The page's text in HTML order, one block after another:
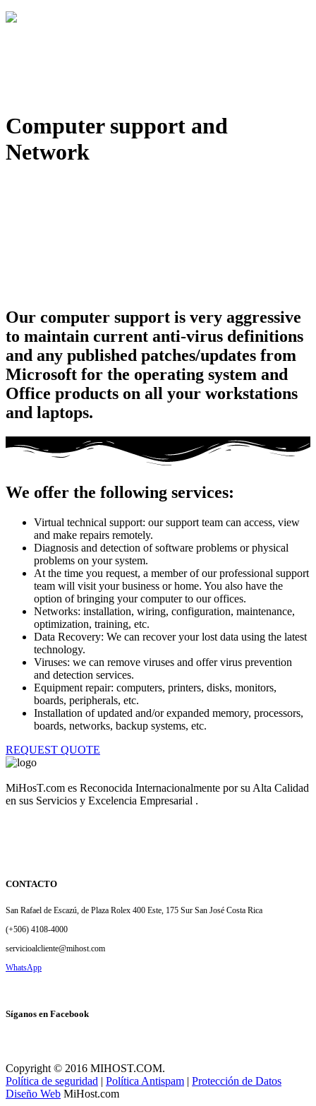
Computer support and
Network
Our computer support is very aggressive
to maintain current anti-virus definitions
and any published patches/updates from
Microsoft for the operating system and
Office products on all your workstations
and laptops.
We offer the following services:
Virtual technical support: our support team can access, view
and make repairs remotely.
Diagnosis and detection of software problems or physical
problems on your system.
At the time you request, a member of our professional support
team will visit your business or home. You also have the
option of bringing your computer to our offices.
Networks: installation, wiring, configuration, maintenance,
optimization, training, etc.
Data Recovery: We can recover your lost data using the latest
technology.
Viruses: we can remove viruses and offer virus prevention
and detection services.
Equipment repair: computers, printers, disks, monitors,
boards, peripherals, etc.
Installation of updated and/or expanded memory, processors,
boards, networks, backup systems, etc.
REQUEST QUOTE
MiHosT.com es Reconocida Internacionalmente por su Alta Calidad
en sus Servicios y Excelencia Empresarial .
CONTACTO
San Rafael de Escazú, de Plaza Rolex 400 Este, 175 Sur San José Costa Rica
(+506) 4108-4000
servicioalcliente@mihost.com
WhatsApp
Síganos en Facebook
Copyright © 2016 MIHOST.COM.
Política de seguridad | Política Antispam | Protección de Datos
Diseño Web MiHost.com